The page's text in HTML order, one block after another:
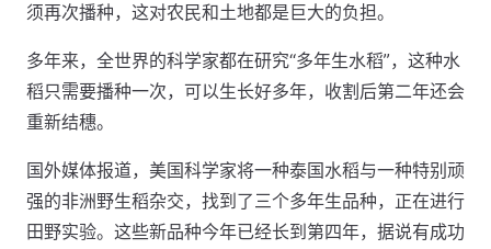
须再次播种，这对农民和土地都是巨大的负担。
多年来，全世界的科学家都在研究“多年生水稻”，这种水
稻只需要播种一次，可以生长好多年，收割后第二年还会
重新结穗。
国外媒体报道，美国科学家将一种泰国水稻与一种特别顽
强的非洲野生稻杂交，找到了三个多年生品种，正在进行
田野实验。这些新品种今年已经长到第四年，据说有成功